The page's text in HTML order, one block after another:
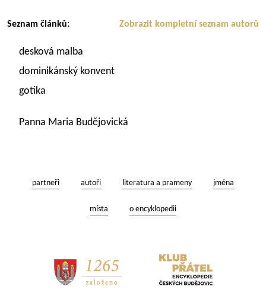
Zobrazit kompletní seznam autorů
Seznam článků:
desková malba
dominikánský konvent
gotika
Panna Maria Budějovická
partneři autoři literatura a prameny jména
místa o encyklopedii